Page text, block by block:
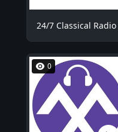
24/7 Classical Radio
0